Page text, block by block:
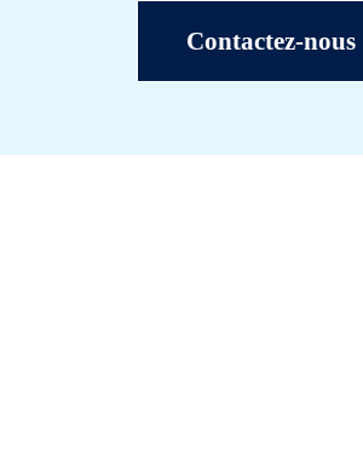
Contactez-nous